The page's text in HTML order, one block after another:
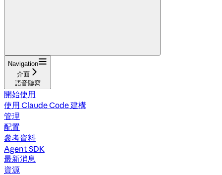
Navigation
介面
語音聽寫
開始使用
使用 Claude Code 建構
管理
配置
參考資料
Agent SDK
最新消息
資源